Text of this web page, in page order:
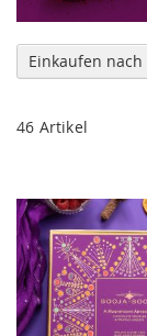
46 Artikel
Einkaufen nach